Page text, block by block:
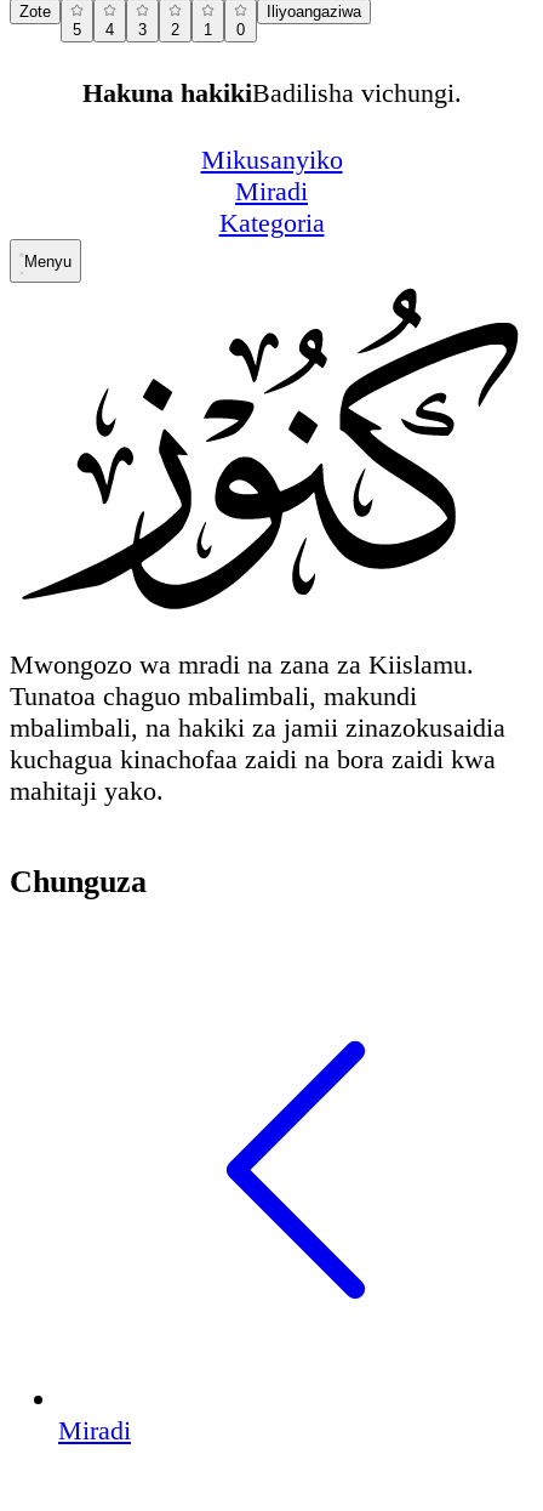
Zote
5
4 3 2 1 0
Iliyoangaziwa
Hakuna hakikiBadilisha vichungi.
Mikusanyiko
Miradi
Kategoria
Menyu
Mwongozo wa mradi na zana za Kiislamu.
Tunatoa chaguo mbalimbali, makundi
mbalimbali, na hakiki za jamii zinazokusaidia
kuchagua kinachofaa zaidi na bora zaidi kwa
mahitaji yako.
Chunguza
Miradi